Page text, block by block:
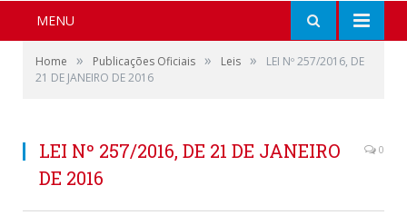
MENU
Home » Publicações Oficiais » Leis »
LEI Nº 257/2016, DE
21 DE JANEIRO DE 2016
LEI Nº 257/2016, DE 21 DE JANEIRO
DE 2016
0